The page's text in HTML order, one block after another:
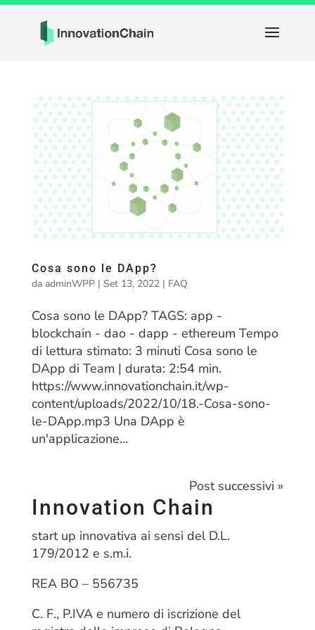
Cosa sono le DApp?
da adminWPP| Set 13, 2022| FAQ
Cosa sono le DApp? TAGS: app -
blockchain - dao - dapp - ethereum Tempo
di lettura stimato: 3 minuti Cosa sono le
DApp di Team | durata: 2:54 min.
https://www.innovationchain.it/wp-
content/uploads/2022/10/18.-Cosa-sono-
le-DApp.mp3 Una DApp è
un'applicazione...
Post successivi »
Innovation Chain
start up innovativa ai sensi del D.L.
179/2012 e s.m.i.
REA BO – 556735
C. F., P.IVA e numero di iscrizione del